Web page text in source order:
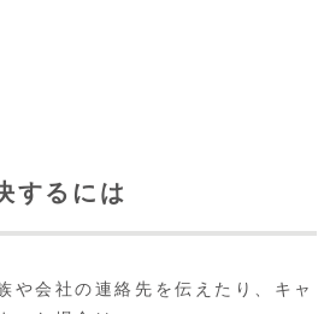
するには
や会社の連絡先を伝えたり、キャ